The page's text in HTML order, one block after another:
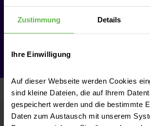
Zustimmung Details
Ihre Einwilligung
Auf dieser Webseite werden Cookies
sind kleine Dateien, die auf Ihrem
gespeichert werden und die bestimmte
Daten zum Austausch mit unserem